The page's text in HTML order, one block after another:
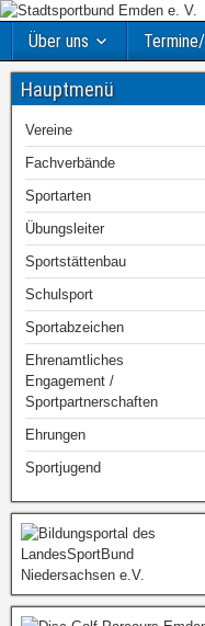
Über uns
Hauptmenü
Vereine
Fachverbände
Sportarten
Übungsleiter
Sportstättenbau
Schulsport
Sportabzeichen
Ehrenamtliches
Engagement /
Sportpartnerschaften
Ehrungen
Sportjugend